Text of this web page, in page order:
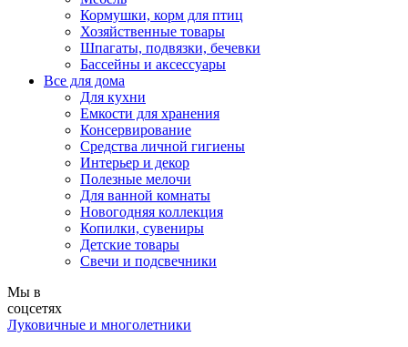
Кормушки, корм для птиц
Хозяйственные товары
Шпагаты, подвязки, бечевки
Бассейны и аксессуары
Все для дома
Для кухни
Емкости для хранения
Консервирование
Средства личной гигиены
Интерьер и декор
Полезные мелочи
Для ванной комнаты
Новогодняя коллекция
Копилки, сувениры
Детские товары
Свечи и подсвечники
Мы в
соцсетях
Луковичные и многолетники